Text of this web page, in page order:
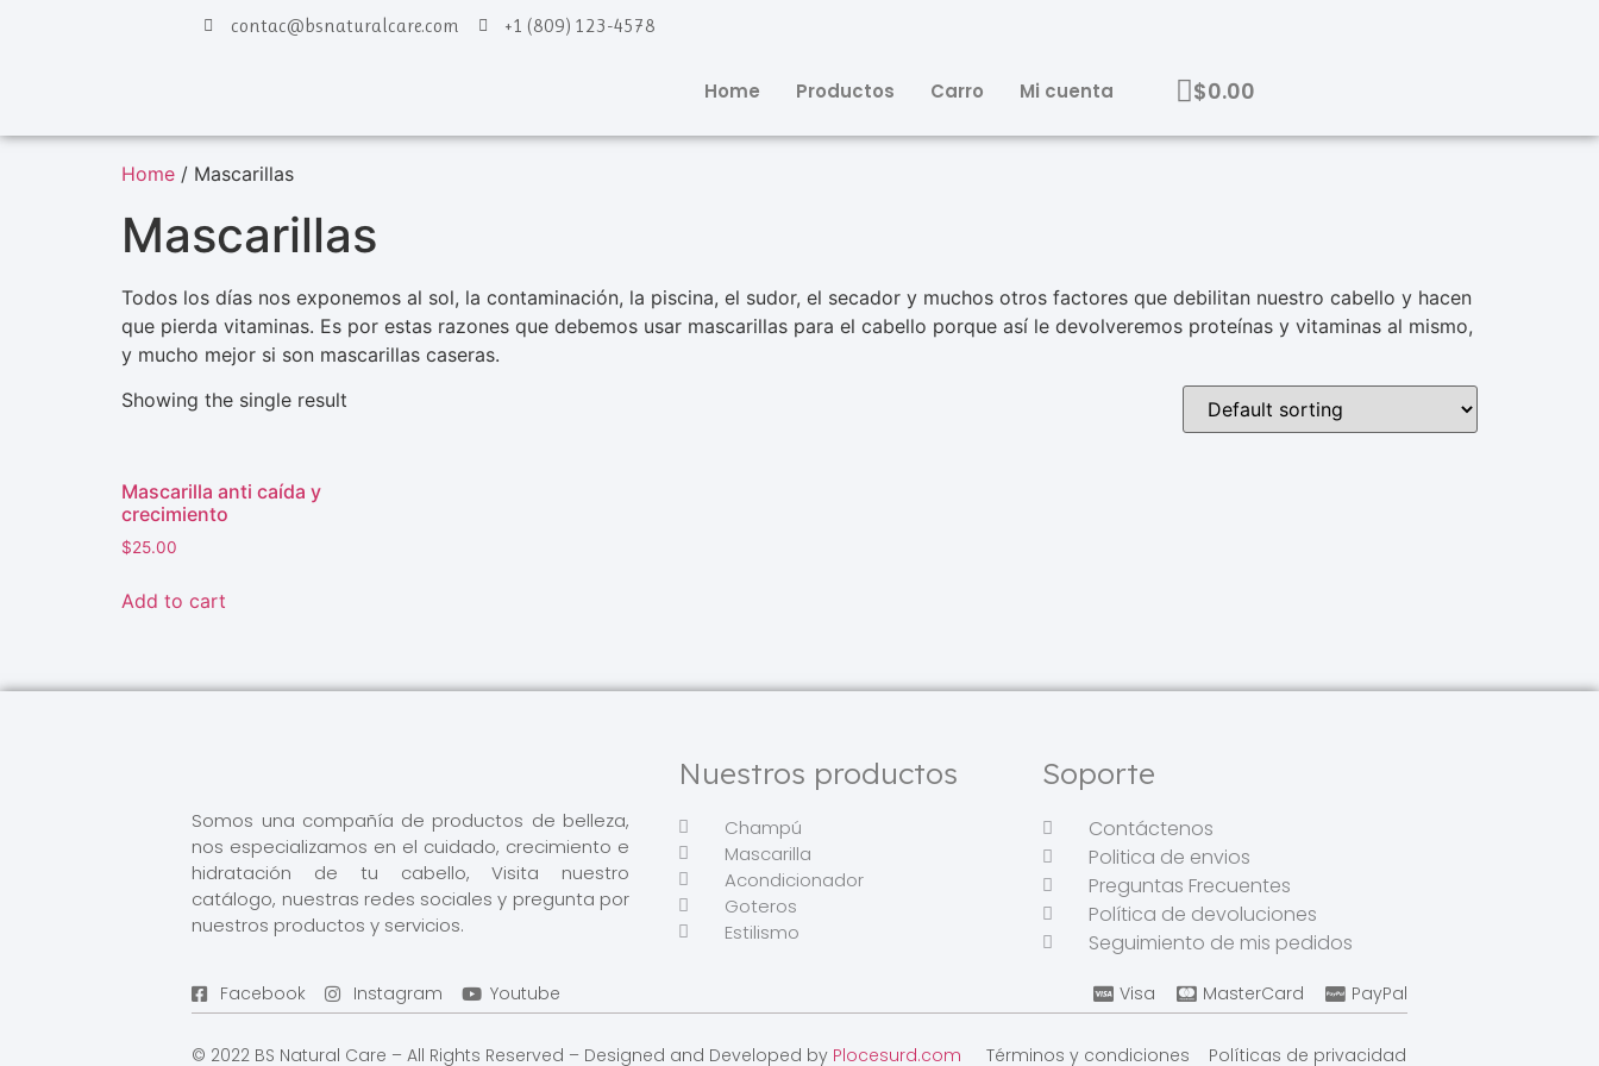
contac@bsnaturalcare.com +1 (809) 123-4578
Home Productos Carro Mi cuenta $0.00
Home / Mascarillas
Mascarillas
Todos los días nos exponemos al sol, la contaminación, la piscina, el sudor, el secador y muchos otros factores que debilitan nuestro cabello y hacen
que pierda vitaminas. Es por estas razones que debemos usar mascarillas para el cabello porque así le devolveremos proteínas y vitaminas al mismo,
y mucho mejor si son mascarillas caseras.
Showing the single result
Mascarilla anti caída y
crecimiento
$25.00
Add to cart
Somos una compañía de productos de belleza,
nos especializamos en el cuidado, crecimiento e
hidratación de tu cabello, Visita nuestro
catálogo, nuestras redes sociales y pregunta por
nuestros productos y servicios.
Nuestros productos
Champú
Mascarilla
Acondicionador
Goteros
Estilismo
Soporte
Contáctenos
Politica de envios
Preguntas Frecuentes
Política de devoluciones
Seguimiento de mis pedidos
Facebook Instagram Youtube Visa MasterCard PayPal
© 2022 BS Natural Care – All Rights Reserved – Designed and Developed by Plocesurd.com Términos y condiciones Políticas de privacidad